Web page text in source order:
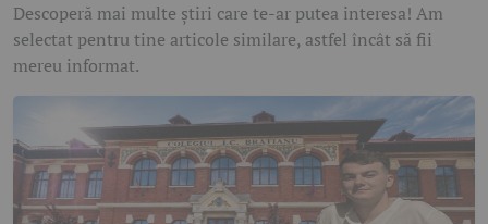
Descoperă mai multe știri care te-ar putea interesa! Am
selectat pentru tine articole similare, astfel încât să fii
mereu informat.